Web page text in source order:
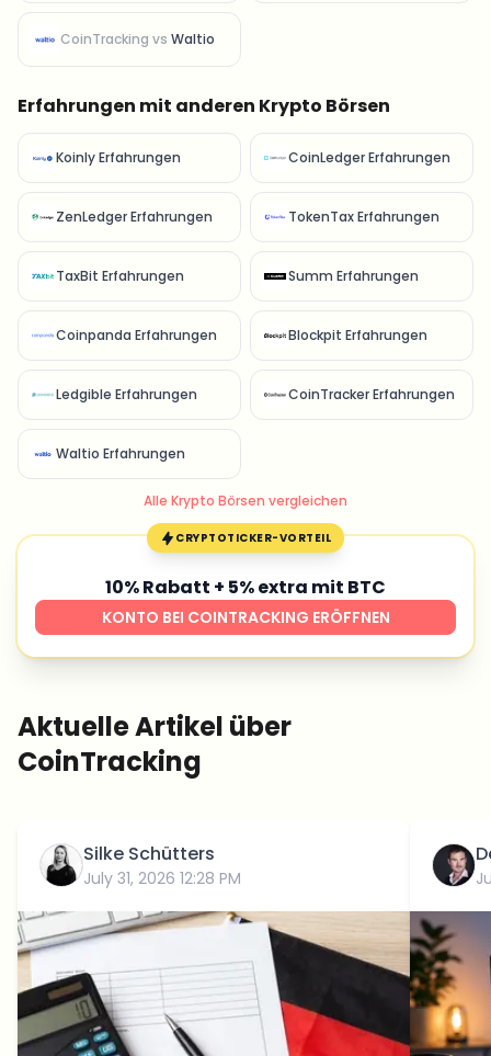
CoinTracking vs Waltio
Erfahrungen mit anderen Krypto Börsen
Koinly Erfahrungen CoinLedger Erfahrungen
ZenLedger Erfahrungen TokenTax Erfahrungen
TaxBit Erfahrungen Summ Erfahrungen
Coinpanda Erfahrungen Blockpit Erfahrungen
Ledgible Erfahrungen CoinTracker Erfahrungen
Waltio Erfahrungen
Alle Krypto Börsen vergleichen
CRYPTOTICKER-VORTEIL
10% Rabatt + 5% extra mit BTC
KONTO BEI COINTRACKING ERÖFFNEN
Aktuelle Artikel über
CoinTracking
Silke Schütters
July 31, 2026 12:28 PM